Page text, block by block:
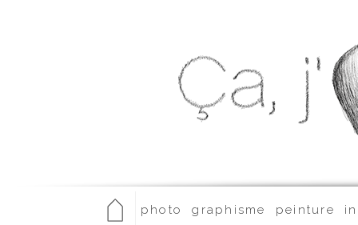
photo graphisme peinture